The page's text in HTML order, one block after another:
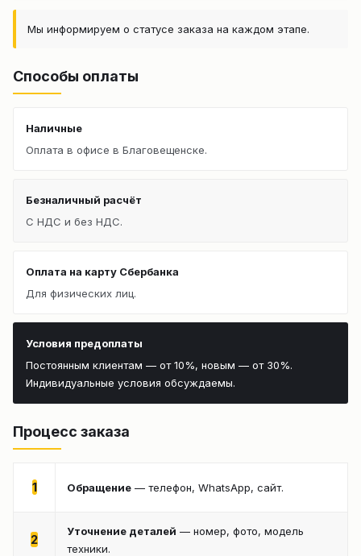
Мы информируем о статусе заказа на каждом этапе.
Способы оплаты
Наличные
Оплата в офисе в Благовещенске.
Безналичный расчёт
С НДС и без НДС.
Оплата на карту Сбербанка
Для физических лиц.
Условия предоплаты
Постоянным клиентам — от 10%, новым — от 30%.
Индивидуальные условия обсуждаемы.
Процесс заказа
1 Обращение — телефон, WhatsApp, сайт.
2
Уточнение деталей — номер, фото, модель
техники.